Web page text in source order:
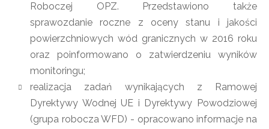
Roboczej OPZ. Przedstawiono także
sprawozdanie roczne z oceny stanu i jakości
powierzchniowych wód granicznych w 2016 roku
oraz poinformowano o zatwierdzeniu wyników
monitoringu;
realizacja zadań wynikających z Ramowej
Dyrektywy Wodnej UE i Dyrektywy Powodziowej
(grupa robocza WFD) - opracowano informacje na